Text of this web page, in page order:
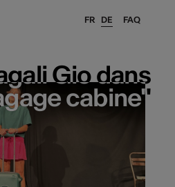
FAQ
FR DE
Gio dans
cabine"
Gio dans
cabine"